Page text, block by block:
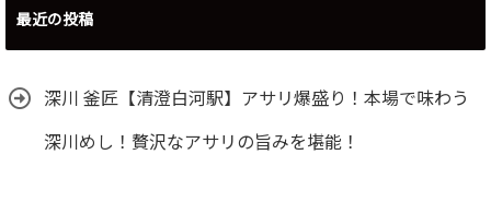
最近の投稿
深川 釜匠【清澄白河駅】アサリ爆盛り！本場で味わう
深川めし！贅沢なアサリの旨みを堪能！